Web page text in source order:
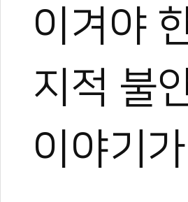
이겨야
지적 불
이야기